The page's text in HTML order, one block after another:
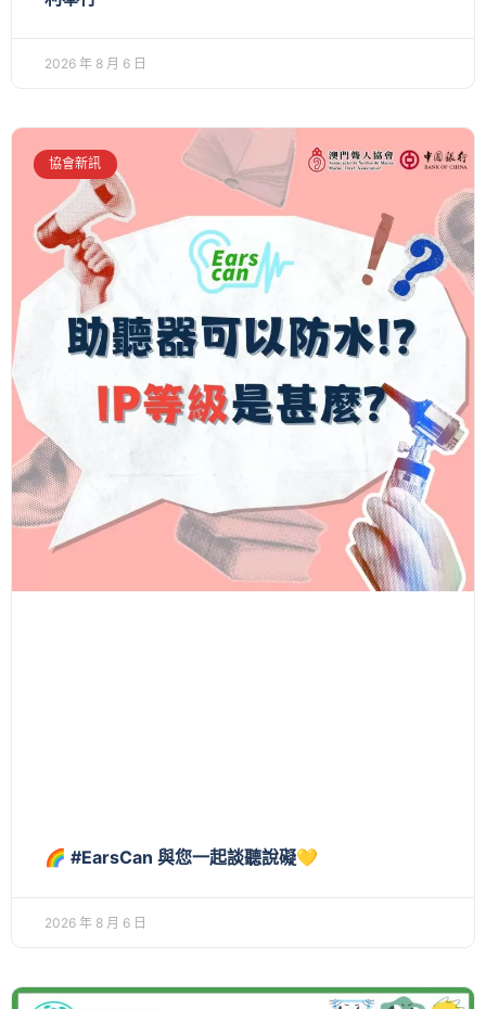
2026 年 8 月 6 日
協會新訊
🌈 #EarsCan 與您一起談聽說礙💛
2026 年 8 月 6 日